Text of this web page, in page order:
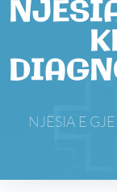
NJËSIA E